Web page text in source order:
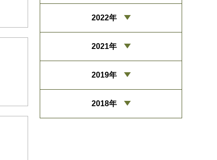
2022年
2021年
2019年
2018年